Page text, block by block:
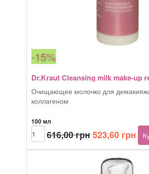
-15%
Dr.Kraut Cleansing milk make-up
Очищающее молочко для
коллагеном
100 мл
616,00грн
цена
составляла
616,00 грн.
523,60 грн
Количество
товара
Dr.Kraut